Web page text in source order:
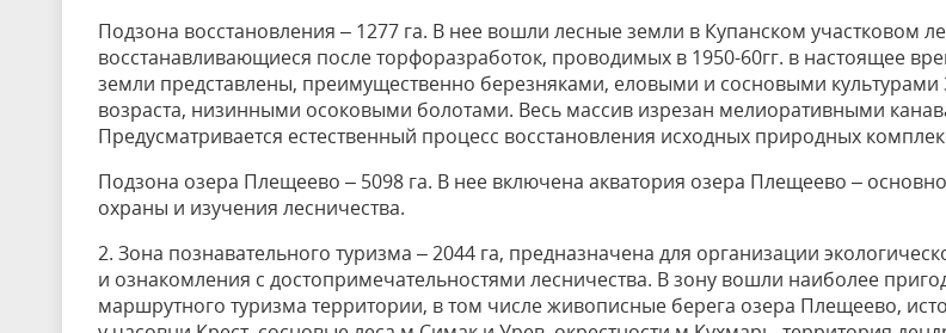
Подзона восстановления – 1277 га. В нее вошли лесные земли в Купанском участковом
восстанавливающиеся после торфоразработок, проводимых в 1950-60гг. в настоящее
земли представлены, преимущественно березняками, еловыми и сосновыми культурами
возраста, низинными осоковыми болотами. Весь массив изрезан мелиоративными
Предусматривается естественный процесс восстановления исходных природных
Подзона озера Плещеево – 5098 га. В нее включена акватория озера Плещеево –
охраны и изучения лесничества.
2. Зона познавательного туризма – 2044 га, предназначена для организации
и ознакомления с достопримечательностями лесничества. В зону вошли наиболее
маршрутного туризма территории, в том числе живописные берега озера Плещеево,